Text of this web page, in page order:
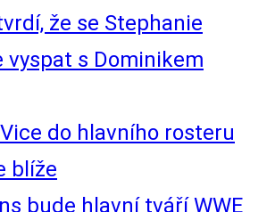
že se Stephanie
vyspat s Dominikem
do hlavního rosteru
blíže
bude hlavní tváří WWE